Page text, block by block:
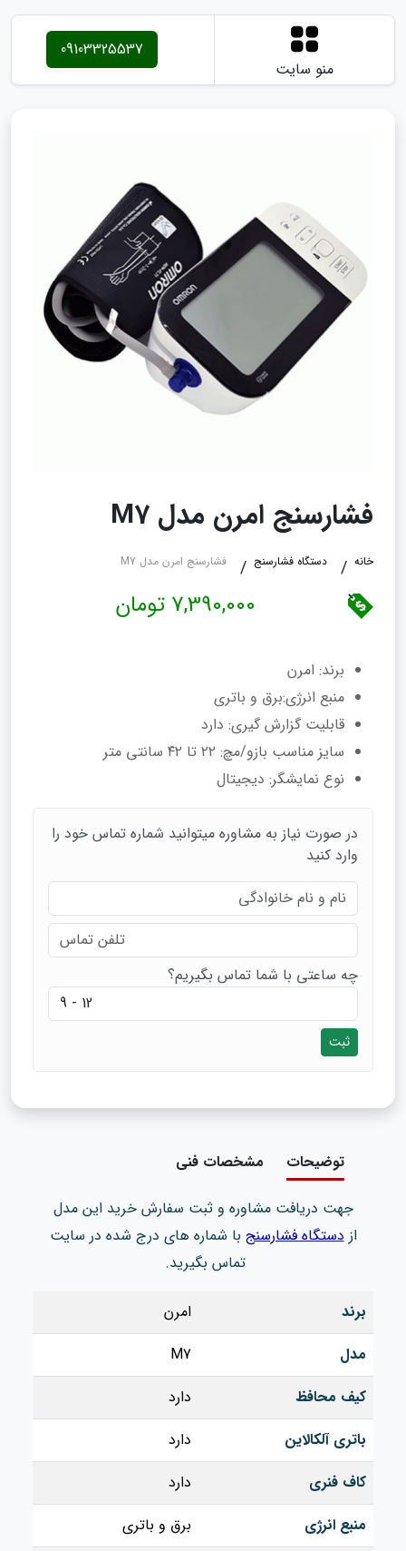
منو سایت
09103325537
فشارسنج امرن مدل M7
خانه دستگاه فشارسنج فشارسنج امرن مدل M7
7,390,000 تومان
برند: امرن
منبع انرژی:برق و باتری
قابلیت‌ گزارش‌ گیری: دارد
سایز مناسب بازو/مچ: ۲۲ تا ۴۲ سانتی متر
نوع نمایشگر: دیجیتال
در صورت نیاز به مشاوره میتوانید شماره تماس خود را
وارد کنید
چه ساعتی با شما تماس بگیریم؟
ثبت
توضیحات مشخصات فنی
جهت دریافت مشاوره و ثبت سفارش خرید این مدل
ازدستگاه فشارسنج با شماره های درج شده در سایت
تماس بگیرید.
برند
امرن
مدل
M7
کیف محافظ
دارد
باتری آلکالاین
دارد
کاف فنری
دارد
منبع انرژی
برق و باتری